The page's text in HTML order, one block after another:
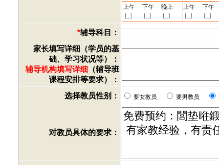
上午
下午 晚上 上午 下午
*辅导科目：
家长填写详细（学员的基
础、学习状况等）：
辅导机构填写详细 （辅导班
课程安排等要求）：
选择教员性别：
要女教员 要男教员
对教员具体的要求：